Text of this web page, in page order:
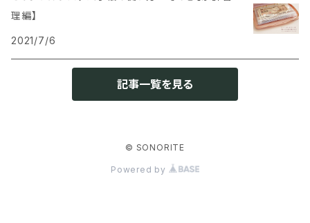
理編】
2021/7/6
記事一覧を見る
© SONORITE
Powered by